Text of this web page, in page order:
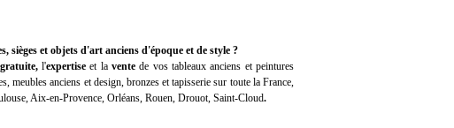
sièges et objets d'art anciens d'époque et de style ?
,l'expertise et lavente de vos tableaux anciens et peintures
meubles anciens et design, bronzes et tapisserie sur toute la France,
Aix-en-Provence, Orléans, Rouen, Drouot, Saint-Cloud.